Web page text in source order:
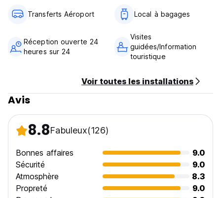
Transferts Aéroport Local à bagages
Réception ouverte 24
heures sur 24
Visites
guidées/Information
touristique
Voir toutes les installations
Avis
8.8Fabuleux(126)
Bonnes affaires
9.0
Sécurité
9.0
Atmosphère
8.3
Propreté
9.0